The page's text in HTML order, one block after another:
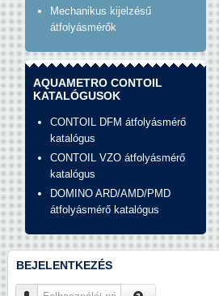
Mechanikus kijelzésű
átfolyásmérők
AQUAMETRO CONTOIL
KATALÓGUSOK
CONTOIL DFM átfolyásmérő
katalógus
CONTOIL VZO átfolyásmérő
katalógus
DOMINO ARD/AMD/PMD
átfolyásmérő katalógus
BEJELENTKEZÉS